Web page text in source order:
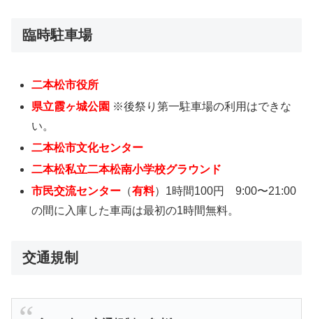
臨時駐車場
二本松市役所
県立霞ヶ城公園 ※後祭り第一駐車場の利用はできな
い。
二本松市文化センター
二本松私立二本松南小学校グラウンド
市民交流センター （有料）1時間100円 9:00〜21:00
の間に入庫した車両は最初の1時間無料。
交通規制